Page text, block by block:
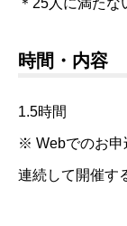
＊25人に満た
時間・内容
1.5時間
※ Webでのお申
連続して開催す